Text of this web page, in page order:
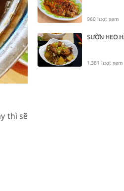
thì sẽ
960 lượt xem
SƯỜN HEO
1,381 lượt xem